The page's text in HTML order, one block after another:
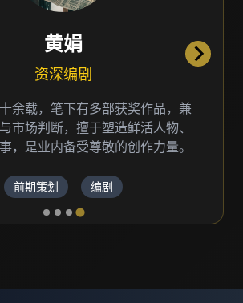
黄娟
资深编剧
余载，笔下有多部获奖作品，兼
市场判断，擅于塑造鲜活人物、
，是业内备受尊敬的创作力量。
前期策划 编剧